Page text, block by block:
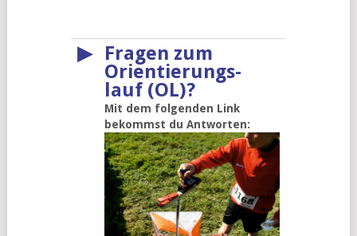
▶
Fragen zum
Orientierungs-
lauf (OL)?
Mit dem folgenden Link
bekommst du Antworten: